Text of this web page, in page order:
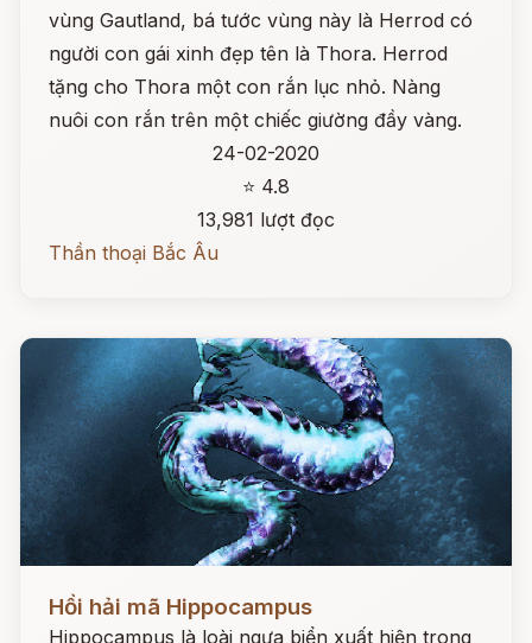
vùng Gautland, bá tước vùng này là Herrod có
người con gái xinh đẹp tên là Thora. Herrod
tặng cho Thora một con rắn lục nhỏ. Nàng
nuôi con rắn trên một chiếc giường đầy vàng.
24-02-2020
⭐ 4.8
13,981 lượt đọc
Thần thoại Bắc Âu
Đọc ngay
Hồi hải mã Hippocampus
Hippocampus là loài ngựa biển xuất hiện trong